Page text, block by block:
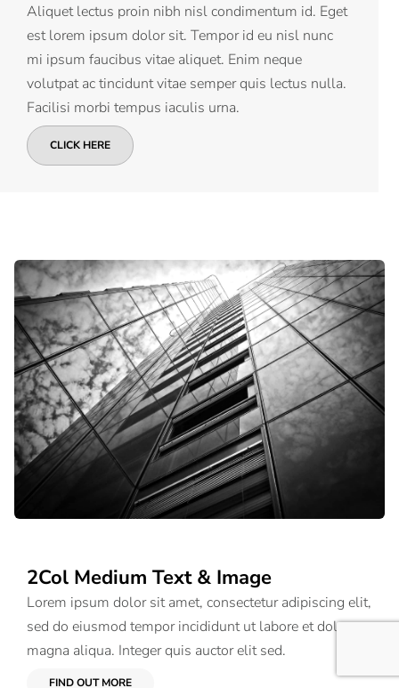
Aliquet lectus proin nibh nisl condimentum id. Eget
est lorem ipsum dolor sit. Tempor id eu nisl nunc
mi ipsum faucibus vitae aliquet. Enim neque
volutpat ac tincidunt vitae semper quis lectus nulla.
Facilisi morbi tempus iaculis urna.
CLICK HERE
2Col Medium Text & Image
Lorem ipsum dolor sit amet, consectetur adipiscing elit,
sed do eiusmod tempor incididunt ut labore et dolore
magna aliqua. Integer quis auctor elit sed.
FIND OUT MORE